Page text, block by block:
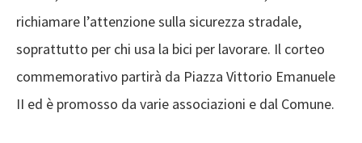
richiamare l’attenzione sulla sicurezza stradale,
soprattutto per chi usa la bici per lavorare. Il corteo
commemorativo partirà da Piazza Vittorio Emanuele
II ed è promosso da varie associazioni e dal Comune.